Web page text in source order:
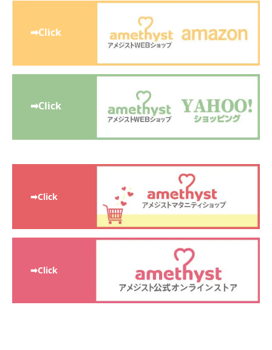
➡Click
➡Click
➡Click
➡Click